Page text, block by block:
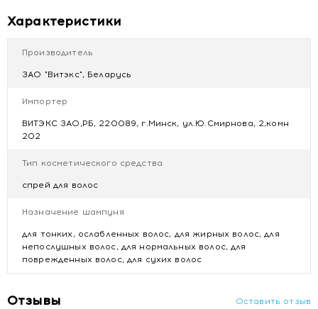
в любое время дня — глубокое питание, увлажнение,
защита и глянцевый блеск
волосы.
Состав:циклопентасилоксан, циклогексасилоксан,
фенилтриметикон, масло косточек Argania Spinosa
(аргана), растительное масло, парфюмерная
лимонен, гексилциннамаль, линалол.
арганы для всех типов волос, 75 мл с доставкой в Минске
Характеристики
Производитель
ЗАО "Витэкс", Беларусь
Импортер
ВИТЭКС ЗАО,РБ, 220089, г.Минск, ул.Ю.Смирнова, 2,комн
202
Тип косметического средства
спрей для волос
Назначение шампуня
для тонких, ослабленных волос, для жирных волос, для
непослушных волос, для нормальных волос, для
поврежденных волос, для сухих волос
Отзывы Оставить отзыв